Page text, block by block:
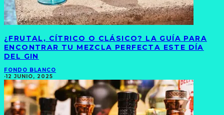
¿FRUTAL, CÍTRICO O CLÁSICO? LA GUÍA PARA
ENCONTRAR TU MEZCLA PERFECTA ESTE DÍA
DEL GIN
FONDO BLANCO
·12 JUNIO, 2025